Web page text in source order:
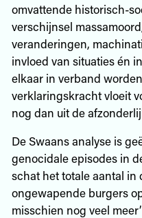
omvattende historisch-
verschijnsel
veranderingen,
invloed van situaties én
elkaar in verband
verklaringskracht vloeit
nog dan uit de
De Swaans analyse is
genocidale episodes in
schat het totale aantal
ongewapende burgers
misschien nog veel